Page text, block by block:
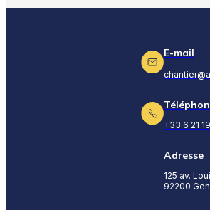
E-mail
+33 6 21
Adresse
125 av.
92200